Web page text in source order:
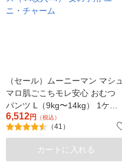
（セール）ムーニーマン マシュ
マロ肌ごこちモレ安心 おむつ
パンツ L（9kg〜14kg） 1ケー
ス（44枚入×4） 女の子用 ユ
ニ・チャーム
6,512円 （税込）
（41）
カートに入れる